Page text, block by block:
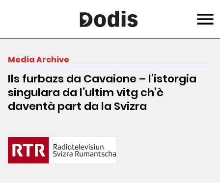
content
Menu
Media Archive
Ils furbazs da Cavaione – l’istorgia
singulara da l’ultim vitg ch’è
daventà part da la Svizra